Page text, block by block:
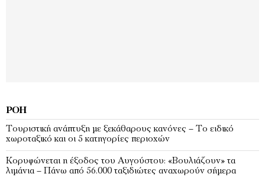
ΡΟΉ
Τουριστική ανάπτυξη με ξεκάθαρους κανόνες – Το ειδικό
χωροταξικό και οι 5 κατηγορίες περιοχών
Κορυφώνεται η έξοδος του Αυγούστου: «Βουλιάζουν» τα
λιμάνια – Πάνω από 56.000 ταξιδιώτες αναχωρούν σήμερα